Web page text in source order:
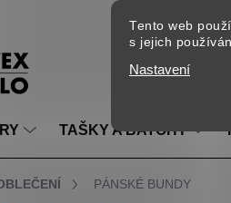
Tento web
s jejich
Nastavení
TAŠKY A BATOHY
PÁNSKÉ BUNDY